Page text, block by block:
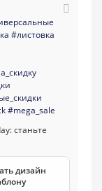
#листовка
#mega_sale
дизайн